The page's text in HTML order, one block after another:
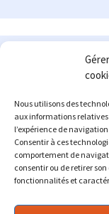
Nous utilisons des
aux informations
l’expérience de
Consentir à ces
comportement de
consentir ou de retirer
fonctionnalités et
Le site en
:
nombreuses
internet à partir de
succès. Fin 2013, je
avec mon propre site
Me contacter :